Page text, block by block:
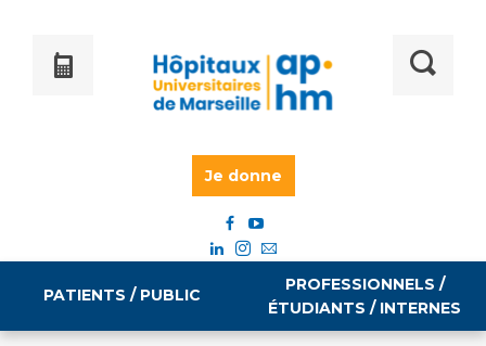
Je donne
PATIENTS / PUBLIC
PROFESSIONNELS /
ÉTUDIANTS / INTERNES